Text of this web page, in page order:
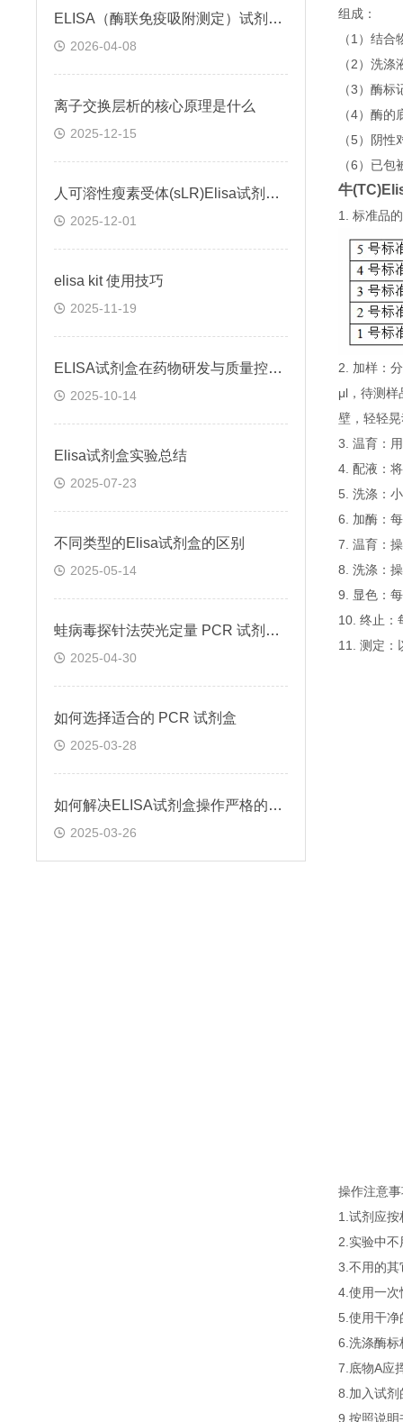
ELISA（酶联免疫吸附测定）试剂盒原理类型检测方法
2026-04-08
离子交换层析的核心原理是什么
2025-12-15
人可溶性瘦素受体(sLR)Elisa试剂盒可溶性受体的作用
2025-12-01
elisa kit 使用技巧
2025-11-19
ELISA试剂盒在药物研发与质量控制中的应用实践
2025-10-14
Elisa试剂盒实验总结
2025-07-23
不同类型的Elisa试剂盒的区别
2025-05-14
蛙病毒探针法荧光定量 PCR 试剂盒定量定性检测
2025-04-30
如何选择适合的 PCR 试剂盒
2025-03-28
如何解决ELISA试剂盒操作严格的问题
2025-03-26
组成：
（1）结
（2）洗
（3）酶
（4）酶的
（5）阴
（6）已
牛
1. 标准品
2. 加样：
μl，待测样
壁，轻轻
3. 温育：
4. 配液：
5. 洗涤：
6. 加酶：
7. 温育：
8. 洗涤：
9. 显色：
10. 终止：
11. 测定：
操作注意
1.试剂应
2.实验中
3.不用的其
4.使用一次
5.使用干净
6.洗涤酶标
7.底物A应
8.加入试剂
9.按照说明